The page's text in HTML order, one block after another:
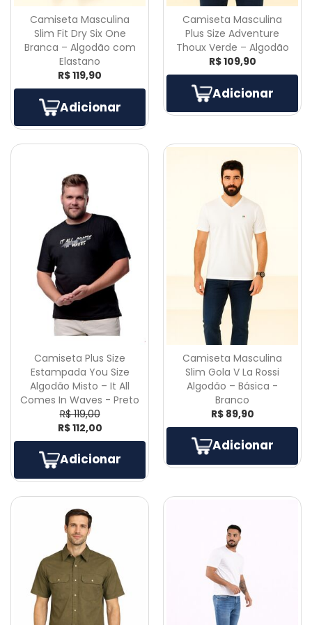
Camiseta Masculina
Slim Fit Dry Six One
Branca – Algodão com
Elastano
R$ 119,90
Adicionar
Camiseta Masculina
Plus Size Adventure
Thoux Verde – Algodão
R$ 109,90
Adicionar
Camiseta Plus Size
Estampada You Size
Algodão Misto – It All
Comes In Waves - Preto
R$ 119,00
R$ 112,00
Adicionar
Camiseta Masculina
Slim Gola V La Rossi
Algodão – Básica -
Branco
R$ 89,90
Adicionar